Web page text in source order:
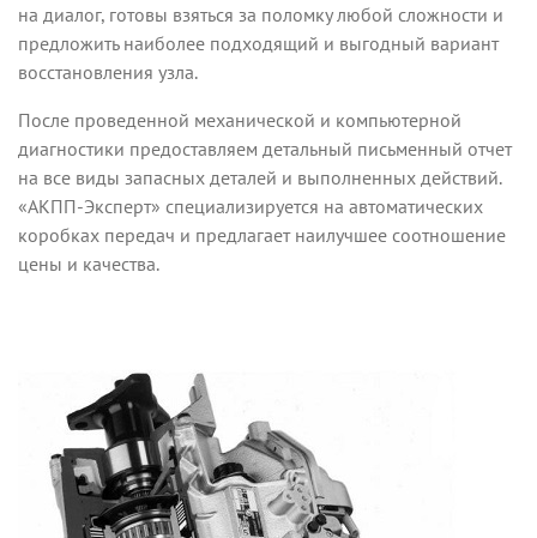
на диалог, готовы взяться за поломку любой сложности и
предложить наиболее подходящий и выгодный вариант
восстановления узла.
После проведенной механической и компьютерной
диагностики предоставляем детальный письменный отчет
на все виды запасных деталей и выполненных действий.
«АКПП-Эксперт» специализируется на автоматических
коробках передач и предлагает наилучшее соотношение
цены и качества.